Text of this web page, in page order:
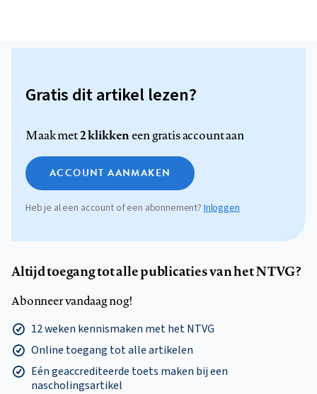
Gratis dit artikel lezen?
Maak met2 klikkeneen gratis account aan
ACCOUNT AANMAKEN
Heb je al een account of een abonnement? Inloggen
Altijd toegang tot alle publicaties van het NTVG?
Abonneer vandaag nog!
12 weken kennismaken met het NTVG
Online toegang tot alle artikelen
Eén geaccrediteerde toets maken bij een
nascholingsartikel